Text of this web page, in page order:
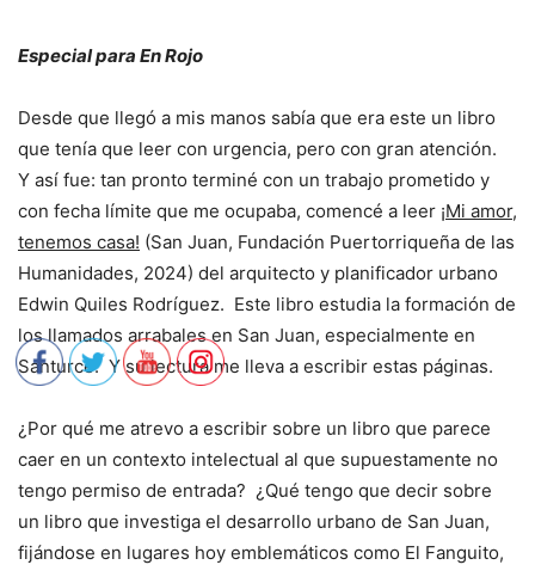
Especial para En Rojo
Desde que llegó a mis manos sabía que era este un libro
que tenía que leer con urgencia, pero con gran atención.
Y así fue: tan pronto terminé con un trabajo prometido y
con fecha límite que me ocupaba, comencé a leer ¡Mi amor,
tenemos casa! (San Juan, Fundación Puertorriqueña de las
Humanidades, 2024) del arquitecto y planificador urbano
Edwin Quiles Rodríguez. Este libro estudia la formación de
los llamados arrabales en San Juan, especialmente en
Santurce. Y su lectura me lleva a escribir estas páginas.
¿Por qué me atrevo a escribir sobre un libro que parece
caer en un contexto intelectual al que supuestamente no
tengo permiso de entrada? ¿Qué tengo que decir sobre
un libro que investiga el desarrollo urbano de San Juan,
fijándose en lugares hoy emblemáticos como El Fanguito,